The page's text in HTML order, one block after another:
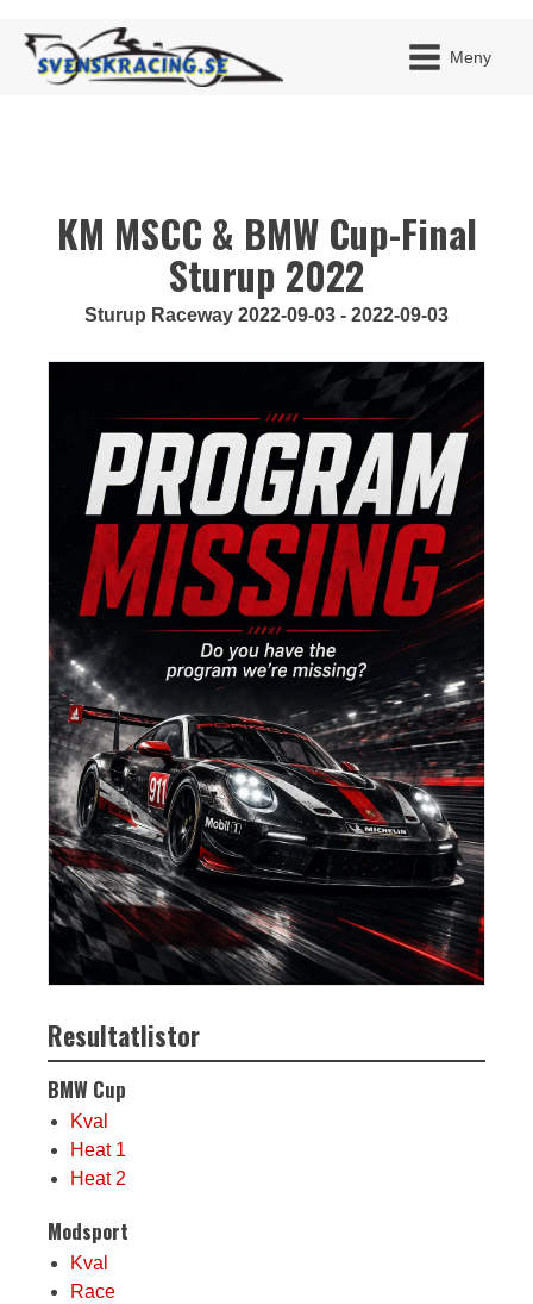
Meny
KM MSCC & BMW Cup-Final
Sturup 2022
Sturup Raceway 2022-09-03 - 2022-09-03
Resultatlistor
BMW Cup
Kval
Heat 1
Heat 2
Modsport
Kval
Race